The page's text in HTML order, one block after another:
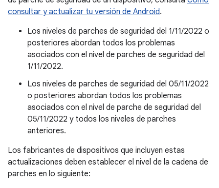
consultar y actualizar tu versión de Android.
Los niveles de parches de seguridad del 1/11/2022 o
posteriores abordan todos los problemas
asociados con el nivel de parches de seguridad del
1/11/2022.
Los niveles de parches de seguridad del 05/11/2022
o posteriores abordan todos los problemas
asociados con el nivel de parche de seguridad del
05/11/2022 y todos los niveles de parches
anteriores.
Los fabricantes de dispositivos que incluyen estas
actualizaciones deben establecer el nivel de la cadena de
parches en lo siguiente: